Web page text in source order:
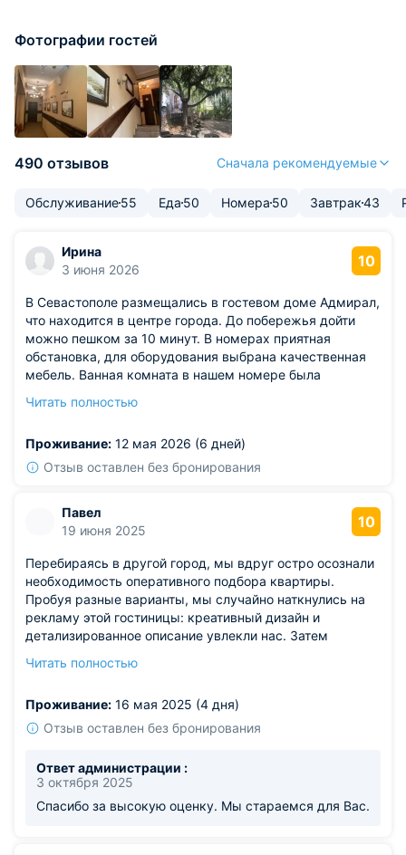
Фотографии гостей
490 отзывов Сначала рекомендуемые
Обслуживание55 Еда 50 Номера 50 Завтрак43
Ирина
3 июня 2026
10
В Севастополе размещались в гостевом доме Адмирал,
что находится в центре города. До побережья дойти
можно пешком за 10 минут. В номерах приятная
обстановка, для оборудования выбрана качественная
мебель. Ванная комната в нашем номере была
удобно. Абсолютно все питание понравилось. Кафе
Читать полностью
Проживание: 12 мая 2026 (6 дней)
Отзыв оставлен без бронирования
Павел
19 июня 2025
10
Перебираясь в другой город, мы вдруг остро осознали
необходимость оперативного подбора квартиры.
Пробуя разные варианты, мы случайно наткнулись на
рекламу этой гостиницы: креативный дизайн и
детализированное описание увлекли нас. Затем
уникальное спокойствие и радость окружающей
мы оценили невысокую стоимость при высоких
стандартах проживания. Все дни проходили прекрасно,
Читать полностью
Проживание: 16 мая 2025 (4 дня)
Отзыв оставлен без бронирования
Ответ администрации :
3 октября 2025
Спасибо за высокую оценку. Мы стараемся для Вас.